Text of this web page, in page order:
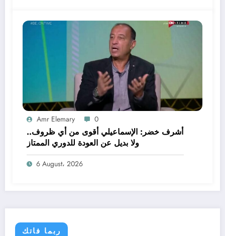
Amr Elemary 0
أشرف خضر: الإسماعيلي أقوى من أي ظروف..
ولا بديل عن العودة للدوري الممتاز
6 August، 2026
ربما فاتك